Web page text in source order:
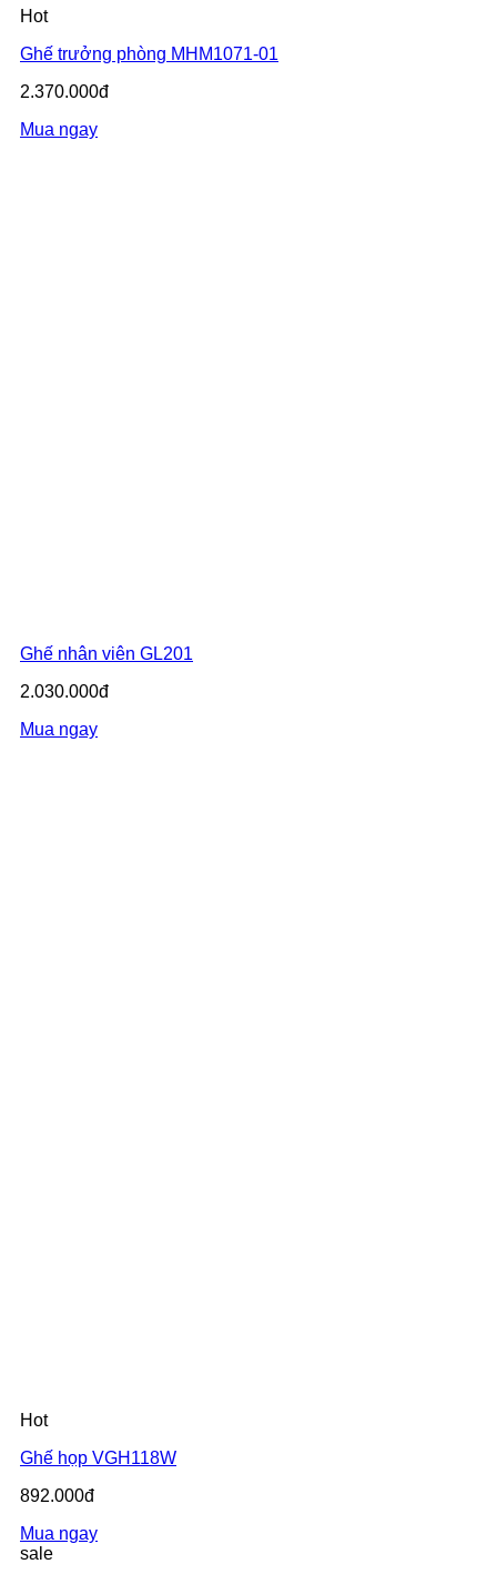
Hot
Ghế trưởng phòng MHM1071-01
2.370.000đ
Mua ngay
Ghế nhân viên GL201
2.030.000đ
Mua ngay
Hot
Ghế họp VGH118W
892.000đ
Mua ngay
sale